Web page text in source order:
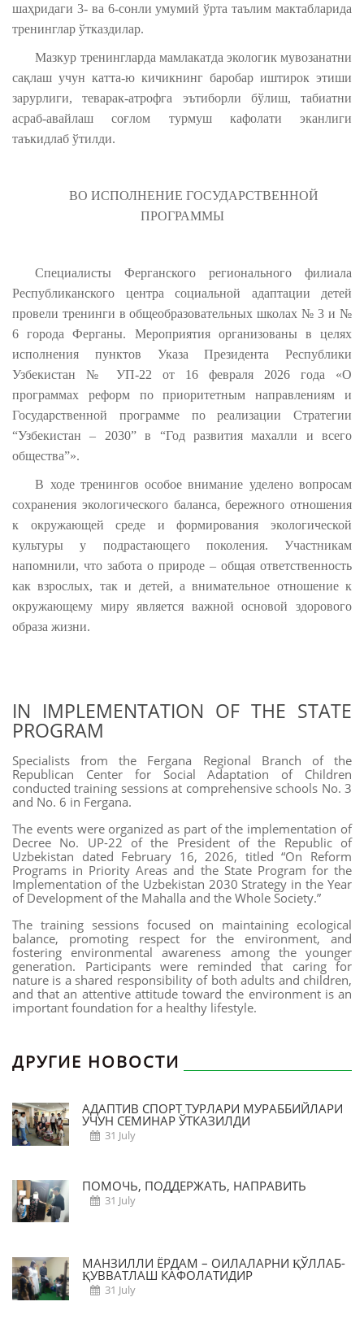
шаҳридаги 3- ва 6-сонли умумий ўрта таълим мактабларида
тренинглар ўтказдилар.
Мазкур тренингларда мамлакатда экологик мувозанатни
сақлаш учун катта-ю кичикнинг баробар иштирок этиши
зарурлиги, теварак-атрофга эътиборли бўлиш, табиатни
асраб-авайлаш соғлом турмуш кафолати эканлиги
таъкидлаб ўтилди.
ВО ИСПОЛНЕНИЕ ГОСУДАРСТВЕННОЙ
ПРОГРАММЫ
Специалисты Ферганского регионального филиала
Республиканского центра социальной адаптации детей
провели тренинги в общеобразовательных школах № 3 и №
6 города Ферганы. Мероприятия организованы в целях
исполнения пунктов Указа Президента Республики
Узбекистан № УП-22 от 16 февраля 2026 года «О
программах реформ по приоритетным направлениям и
Государственной программе по реализации Стратегии
“Узбекистан – 2030” в “Год развития махалли и всего
общества”».
В ходе тренингов особое внимание уделено вопросам
сохранения экологического баланса, бережного отношения
к окружающей среде и формирования экологической
культуры у подрастающего поколения. Участникам
напомнили, что забота о природе – общая ответственность
как взрослых, так и детей, а внимательное отношение к
окружающему миру является важной основой здорового
образа жизни.
IN IMPLEMENTATION OF THE STATE
PROGRAM
Specialists from the Fergana Regional Branch of the
Republican Center for Social Adaptation of Children
conducted training sessions at comprehensive schools No. 3
and No. 6 in Fergana.
The events were organized as part of the implementation of
Decree No. UP-22 of the President of the Republic of
Uzbekistan dated February 16, 2026, titled“On Reform
Programs in Priority Areas and the State Program for the
Implementation of the Uzbekistan 2030 Strategy in the Year
of Development of the Mahalla and the Whole Society.”
The training sessions focused on maintaining ecological
balance, promoting respect for the environment, and
fostering environmental awareness among the younger
generation. Participants were reminded that caring for
nature is a shared responsibility of both adults and children,
and that an attentive attitude toward the environment is an
important foundation for a healthy lifestyle.
ДРУГИЕ НОВОСТИ
АДАПТИВ СПОРТ ТУРЛАРИ МУРАББИЙЛАРИ
УЧУН СЕМИНАР ЎТКАЗИЛДИ
31 July
ПОМОЧЬ, ПОДДЕРЖАТЬ, НАПРАВИТЬ
31 July
МАНЗИЛЛИ ЁРДАМ – ОИЛАЛАРНИ ҚЎЛЛАБ-
ҚУВВАТЛАШ КАФОЛАТИДИР
31 July